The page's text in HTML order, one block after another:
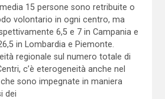
15 persone sono retribuite o
volontario in ogni centro, ma
6,5 e 7 in Campania e
in Lombardia e Piemonte.
regionale sul numero totale di
c’è eterogeneità anche nel
sono impegnate in maniera
dei